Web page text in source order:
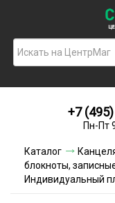
+7
Пн-Пт
Каталог
блокноты,
Индивидуальный